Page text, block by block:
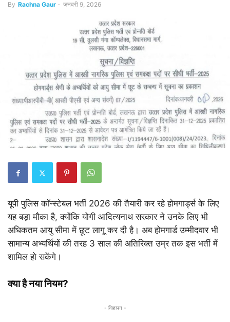
By Rachna Gaur - जनवरी 9, 2026
यूपी पुलिस कॉन्स्टेबल भर्ती 2026 की तैयारी कर रहे होमगार्ड्स के लिए
यह बड़ा मौका है, क्योंकि योगी आदित्यनाथ सरकार ने उनके लिए भी
अधिकतम आयु सीमा में छूट लागू कर दी है। अब होमगार्ड उम्मीदवार भी
सामान्य अभ्यर्थियों की तरह 3 साल की अतिरिक्त उम्र तक इस भर्ती में
शामिल हो सकेंगे।
क्या है नया नियम?
- विज्ञापन -